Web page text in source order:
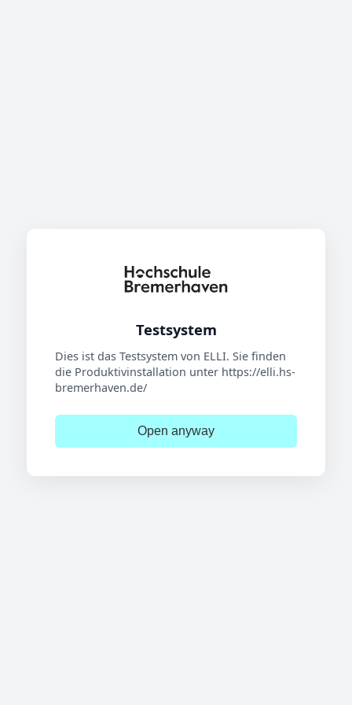
Testsystem
Dies ist das Testsystem von ELLI. Sie finden
die Produktivinstallation unter https://elli.hs-
bremerhaven.de/
Open anyway